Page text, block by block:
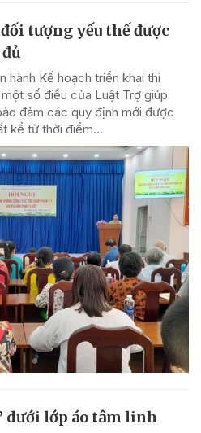
tượng yếu thế được
hành Kế hoạch triển khai thi
số điều của Luật Trợ giúp
đảm các quy định mới được
kể từ thời điểm...
dưới lớp áo tâm linh